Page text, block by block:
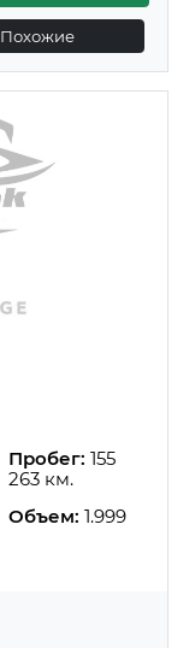
Похожие
Пробег: 155
263 км.
Объем: 1.999